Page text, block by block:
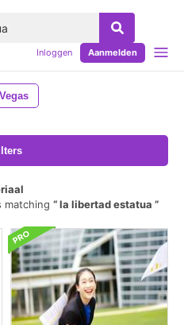
Inloggen Aanmelden
matching
la libertad estatua